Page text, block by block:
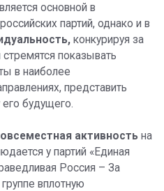
основной в
партий, однако и в
конкурируя за
показывать
в наиболее
представить
будущего.
активность на
у партий «Единая
Россия – За
вплотную